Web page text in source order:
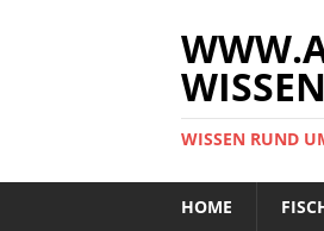
WISSEN RUND
HOME